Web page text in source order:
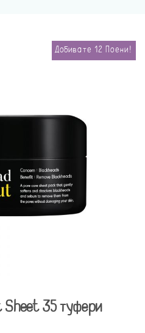
Добивате 12 Поени!
Sheet 35 туфери